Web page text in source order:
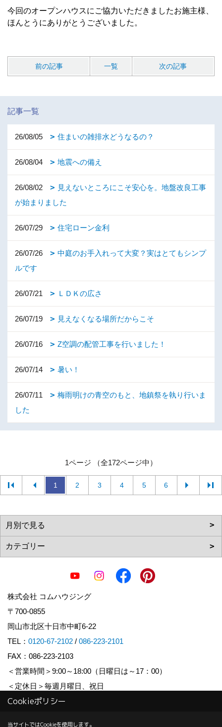
今回のオープンハウスにご協力いただきましたお施主様、
ほんとうにありがとうございました。
前の記事 一覧 次の記事
記事一覧
26/08/05 住まいの雑排水どうなるの？
26/08/04 地震への備え
26/08/02
見えないところにこそ安心を。地盤改良工事
が始まりました
26/07/29 住宅ローン金利
26/07/26
中庭のお手入れって大変？実はとてもシンプ
ルです
26/07/21 ＬＤＫの広さ
26/07/19 見えなくなる場所だからこそ
26/07/16 Z空調の配管工事を行いました！
26/07/14 暑い！
26/07/11
梅雨明けの青空のもと、地鎮祭を執り行いま
した
1ページ （全172ページ中）
1 2 3 4 5 6
株式会社 コムハウジング
〒700-0855
岡山市北区十日市中町6-22
TEL： 0120-67-2102 / 086-223-2101
FAX：086-223-2103
＜営業時間＞9:00～18:00（日曜日は～17：00）
＜定休日＞毎週月曜日、祝日
Copyright (c) COM HOUSHING Inc. All Rights Reserved.
Cookieポリシー
当サイトではCookieを使用します。